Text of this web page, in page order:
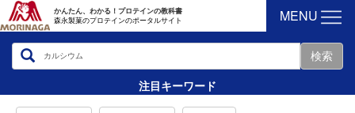
かんたん、わかる！プロテインの教科書
森永製菓のプロテインのポータルサイト
MENU
注目キーワード